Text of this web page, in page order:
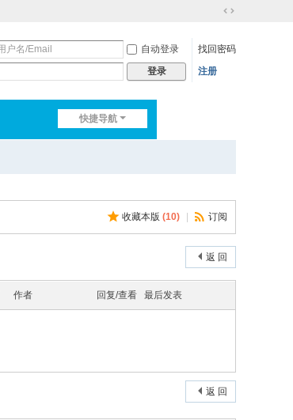
到
自动登录
找回密码
登录 注册
快捷导航
收藏本版 (10) 订阅
返 回
作者 回复/查看 最后发表
返 回